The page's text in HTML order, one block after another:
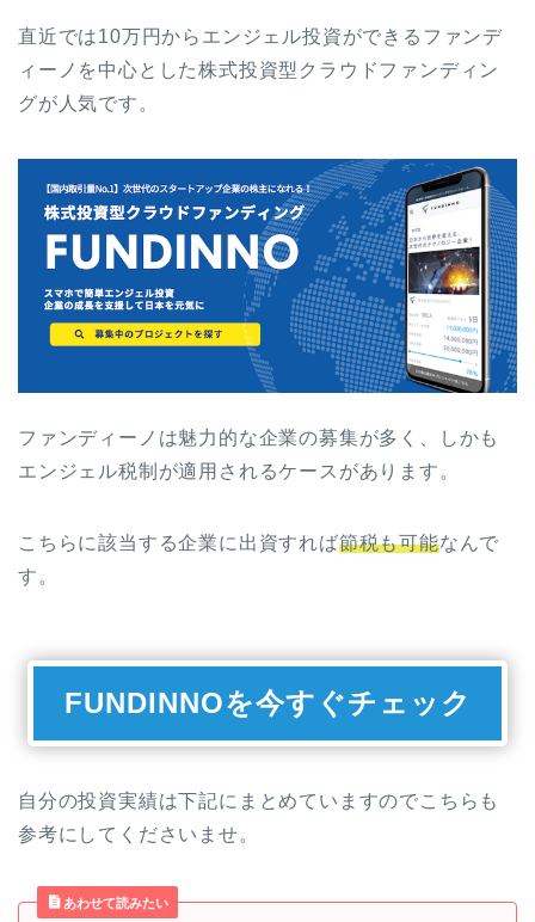
直近では10万円からエンジェル投資ができるファンデ
ィーノを中心とした株式投資型クラウドファンディン
グが人気です。
ファンディーノは魅力的な企業の募集が多く、しかも
エンジェル税制が適用されるケースがあります。
こちらに該当する企業に出資すれば節税も可能なんで
す。
FUNDINNOを今すぐチェック
自分の投資実績は下記にまとめていますのでこちらも
参考にしてくださいませ。
あわせて読みたい